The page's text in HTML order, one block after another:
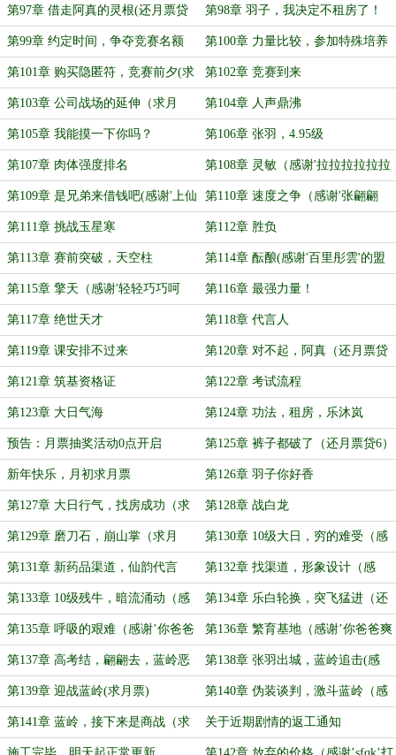
谢’xX_Acid_Xx’盟主）
第97章 借走阿真的灵根(还月票贷
4)
第98章 羽子，我决定不租房了！
第99章 约定时间，争夺竞赛名额 第100章 力量比较，参加特殊培养
计划？
第101章 购买隐匿符，竞赛前夕(求
月票)
第102章 竞赛到来
第103章 公司战场的延伸（求月
票）
第104章 人声鼎沸
第105章 我能摸一下你吗？ 第106章 张羽，4.95级
第107章 肉体强度排名 第108章 灵敏（感谢'拉拉拉拉拉拉
拉拉拉伸'盟主）
第109章 是兄弟来借钱吧(感谢'上仙
齐天'盟主)
第110章 速度之争（感谢'张翩翩
喵'伊芙的盟主）
第111章 挑战玉星寒 第112章 胜负
第113章 赛前突破，天空柱 第114章 酝酿(感谢'百里彤雲'的盟
主）
第115章 擎天（感谢'轻轻巧巧呵
呵'的盟主）
第116章 最强力量！
第117章 绝世天才 第118章 代言人
第119章 课安排不过来 第120章 对不起，阿真（还月票贷
5）
第121章 筑基资格证 第122章 考试流程
第123章 大日气海 第124章 功法，租房，乐沐岚
预告：月票抽奖活动0点开启 第125章 裤子都破了（还月票贷6）
新年快乐，月初求月票 第126章 羽子你好香
第127章 大日行气，找房成功（求
月票）
第128章 战白龙
第129章 磨刀石，崩山掌（求月
票）
第130章 10级大日，穷的难受（感
谢’空城旧巷凉城少年’盟主）
第131章 新药品渠道，仙韵代言
（求月票）
第132章 找渠道，形象设计（感
谢'秋水染星河'打赏盟主）
第133章 10级残牛，暗流涌动（感
谢'洛古特亲王'打赏盟主）
第134章 乐白轮换，突飞猛进（还
月票贷7）
第135章 呼吸的艰难（感谢’你爸爸
爽朗地笑着说’打赏盟主）
第136章 繁育基地（感谢’你爸爸爽
朗地笑着说’打赏盟主2）
第137章 高考结，翩翩去，蓝岭恶
意（还月票贷8）
第138章 张羽出城，蓝岭追击(感
谢'凛酱的海豚'打赏盟主)
第139章 迎战蓝岭(求月票) 第140章 伪装谈判，激斗蓝岭（感
谢’啾与咪与驴与点与甜’打赏盟主）
第141章 蓝岭，接下来是商战（求
月票）
关于近期剧情的返工通知